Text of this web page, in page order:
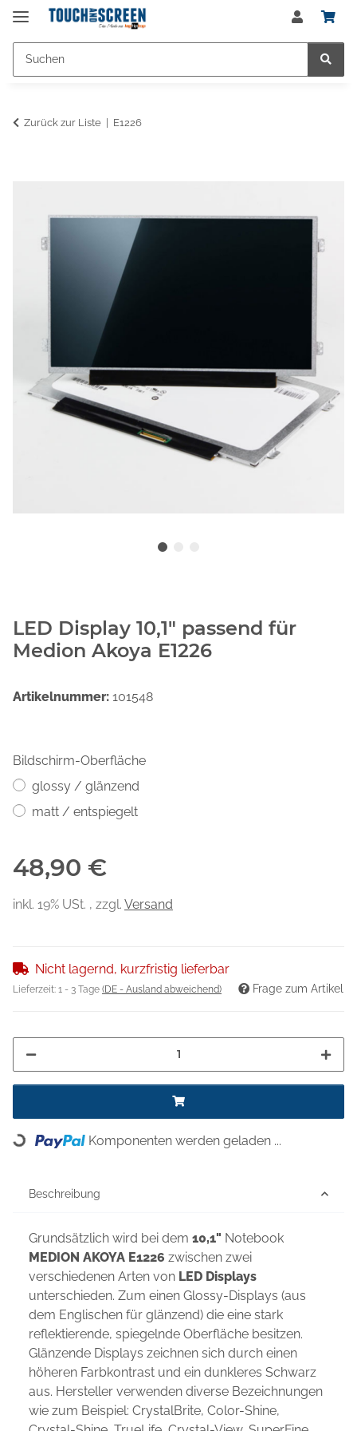
Zurück zur Liste E1226
LED Display 10,1" passend für
Medion Akoya E1226
Artikelnummer: 101548
Bildschirm-Oberfläche
glossy / glänzend
matt / entspiegelt
48,90 €
inkl. 19% USt. , zzgl. Versand
Nicht lagernd, kurzfristig lieferbar
Lieferzeit: 1 - 3 Tage (DE - Ausland abweichend) Frage zum Artikel
Loading... Komponenten werden geladen ...
Beschreibung
Grundsätzlich wird bei dem 10,1" Notebook
MEDION AKOYA E1226 zwischen zwei
verschiedenen Arten von LED Displays
unterschieden. Zum einen Glossy-Displays (aus
dem Englischen für glänzend) die eine stark
reflektierende, spiegelnde Oberfläche besitzen.
Glänzende Displays zeichnen sich durch einen
höheren Farbkontrast und ein dunkleres Schwarz
aus. Hersteller verwenden diverse Bezeichnungen
wie zum Beispiel: CrystalBrite, Color-Shine,